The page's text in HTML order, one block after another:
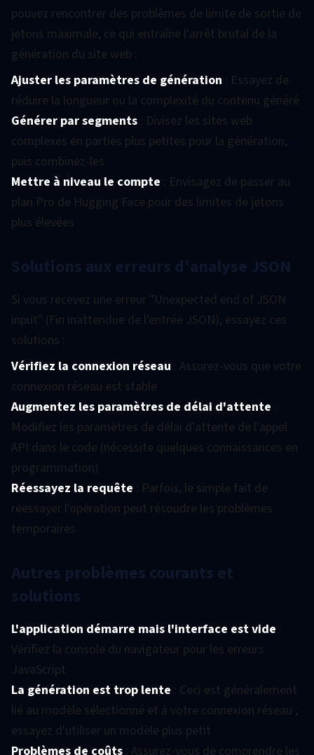
pouvez rencontrer des problèmes de limite de sortie de
jetons maximale, ce qui entraîne l'arrêt brutal de la
génération du site web :
Ajuster les paramètres de génération : Essayez de
réduire la longueur ou la complexité du contenu généré
Générer par segments : Divisez les sites web
complexes en parties plus petites pour la génération,
puis combinez-les
Mettre à niveau le compte : Envisagez de passer au
plan Pro de Hugging Face pour des limites de jetons
plus élevées
Solutions aux erreurs d'analyse JSON
Si vous recevez une erreur "Unexpected end of JSON
input" (Fin inattendue de l'entrée JSON), essayez ces
solutions :
Vérifiez la connexion réseau : Assurez-vous que votre
connexion réseau est stable
Augmentez les paramètres de délai d'attente :
Modifiez les paramètres de délai d'attente de l'appel
API dans le code (nécessite quelques connaissances en
programmation)
Réessayez la requête : Parfois, le simple fait de
réessayer l'opération peut résoudre les problèmes
temporaires
Autres problèmes courants et
solutions
L'application démarre mais l'interface est vide :
Vérifiez la console du navigateur pour les erreurs
JavaScript
La génération est trop lente : Ceci est généralement
lié au modèle sélectionné et à votre connexion réseau ;
essayez d'utiliser un modèle plus petit
Problèmes de coûts : Assurez-vous de comprendre les